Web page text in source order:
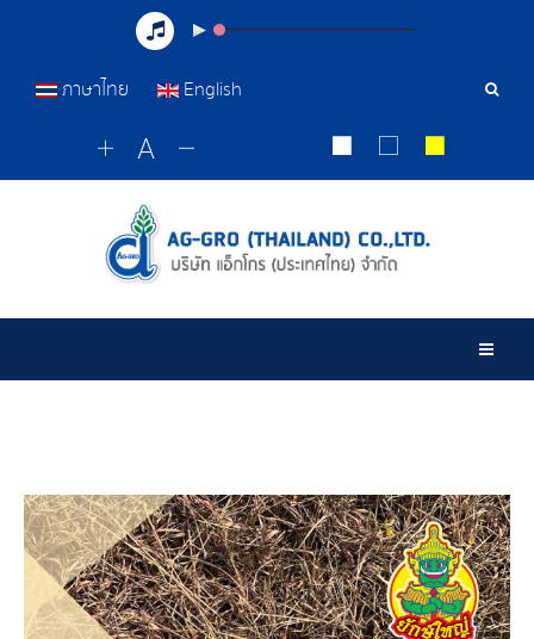
เครื่อ
ภาษาไทย English